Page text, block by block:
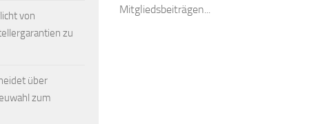
Mitgliedsbeiträgen...
von
zu
über
zum